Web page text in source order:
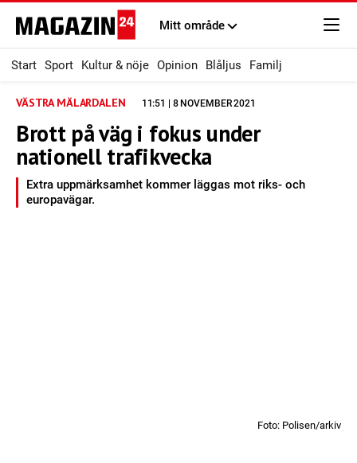
Mitt område
Start Sport Kultur & nöje Opinion Blåljus Familj
VÄSTRA MÄLARDALEN 11:51 | 8 NOVEMBER 2021
Brott på väg i fokus under
nationell trafikvecka
Extra uppmärksamhet kommer läggas mot riks- och
europavägar.
Foto: Polisen/arkiv